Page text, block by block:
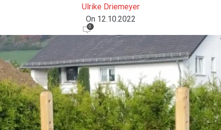
Ulrike Driemeyer
On 12.10.2022
0